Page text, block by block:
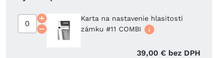
Karta na nastavenie hlasitosti
zámku #11 COMBI
39,00 € bez DPH